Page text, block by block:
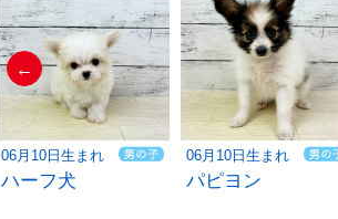
←
06月10日生まれ
ハーフ犬
06月10日生まれ
パピヨン